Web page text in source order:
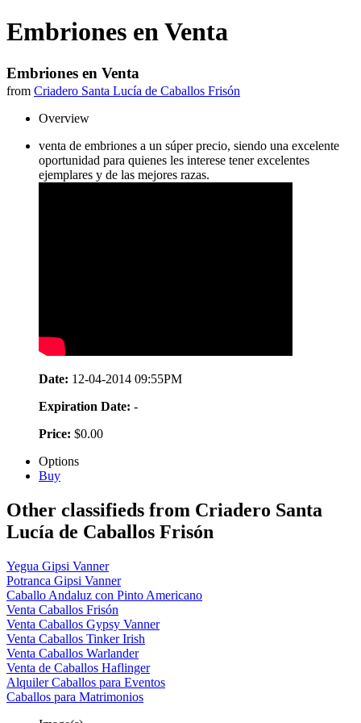
Embriones en Venta
Embriones en Venta
from Criadero Santa Lucía de Caballos Frisón
Overview
venta de embriones a un súper precio, siendo una excelente
oportunidad para quienes les interese tener excelentes
ejemplares y de las mejores razas.
Date: 12-04-2014 09:55PM
Expiration Date: -
Price: $0.00
Options
Buy
Other classifieds from Criadero Santa
Lucía de Caballos Frisón
Yegua Gipsi Vanner
Potranca Gipsi Vanner
Caballo Andaluz con Pinto Americano
Venta Caballos Frisón
Venta Caballos Gypsy Vanner
Venta Caballos Tinker Irish
Venta Caballos Warlander
Venta de Caballos Haflinger
Alquiler Caballos para Eventos
Caballos para Matrimonios